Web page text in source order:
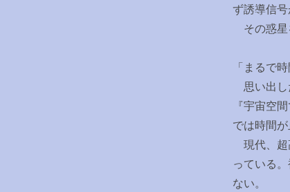
ず誘導信
その惑星
「まるで
思い出し
『宇宙空
では時間
現代、超
っている
ない。